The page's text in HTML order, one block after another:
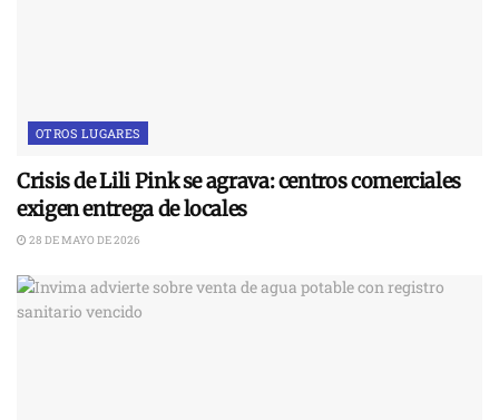
OTROS LUGARES
Crisis de Lili Pink se agrava: centros comerciales
exigen entrega de locales
28 DE MAYO DE 2026